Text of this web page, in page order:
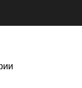
Скарабей
уникальные